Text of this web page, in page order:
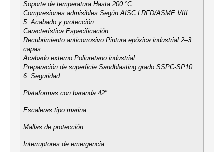
Soporte de temperatura Hasta 200 °C
Compresiones admisibles Según AISC LRFD/ASME VIII
5. Acabado y protección
Característica Especificación
Recubrimiento anticorrosivo Pintura epóxica industrial 2–3
capas
Acabado externo Poliuretano industrial
Preparación de superficie Sandblasting grado SSPC-SP10
6. Seguridad
Plataformas con baranda 42"
Escaleras tipo marina
Mallas de protección
Interruptores de emergencia